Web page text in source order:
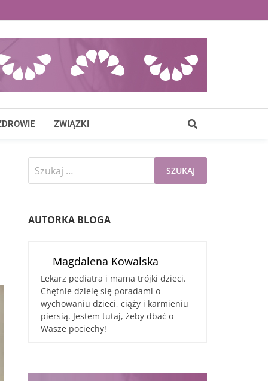
ZWIĄZKI
Szukaj:
AUTORKA BLOGA
Magdalena Kowalska
Lekarz pediatra i mama trójki dzieci.
Chętnie dzielę się poradami o
wychowaniu dzieci, ciąży i karmieniu
piersią. Jestem tutaj, żeby dbać o
Wasze pociechy!